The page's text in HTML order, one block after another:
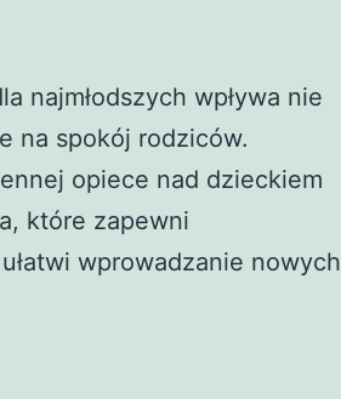
najmłodszych wpływa nie
na spokój rodziców.
opiece nad dzieckiem
które zapewni
wprowadzanie nowych